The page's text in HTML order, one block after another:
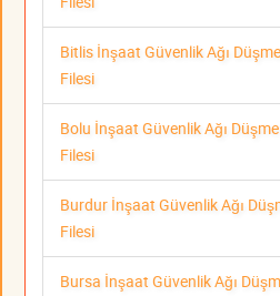
Bitlis İnşaat Güvenlik Ağı
Filesi
Bolu İnşaat Güvenlik Ağı
Filesi
Burdur İnşaat Güvenlik Ağı
Filesi
Bursa İnşaat Güvenlik Ağı